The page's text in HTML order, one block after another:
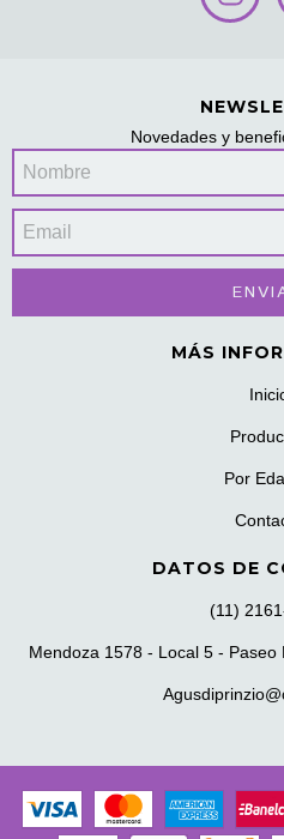
Novedades y
MÁS
Por
DATOS DE
(11)
Mendoza 1578 - Local 5 -